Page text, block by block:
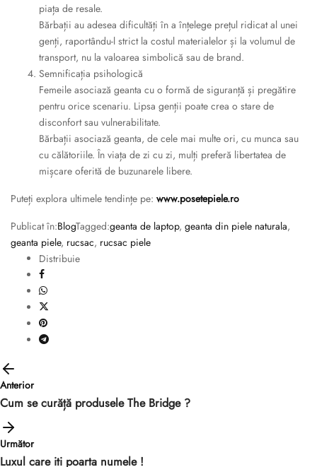
piața de resale.
Bărbații au adesea dificultăți în a înțelege prețul ridicat al unei
genți, raportându-l strict la costul materialelor și la volumul de
transport, nu la valoarea simbolică sau de brand.
Semnificația psihologică
Femeile asociază geanta cu o formă de siguranță și pregătire
pentru orice scenariu. Lipsa genții poate crea o stare de
disconfort sau vulnerabilitate.
Bărbații asociază geanta, de cele mai multe ori, cu munca sau
cu călătoriile. În viața de zi cu zi, mulți preferă libertatea de
mișcare oferită de buzunarele libere.
Puteți explora ultimele tendințe pe: www.posetepiele.ro
Publicat în:BlogTagged:geanta de laptop, geanta din piele naturala,
geanta piele, rucsac, rucsac piele
Distribuie
Anterior
Cum se curăță produsele The Bridge ?
Următor
Luxul care iti poarta numele !